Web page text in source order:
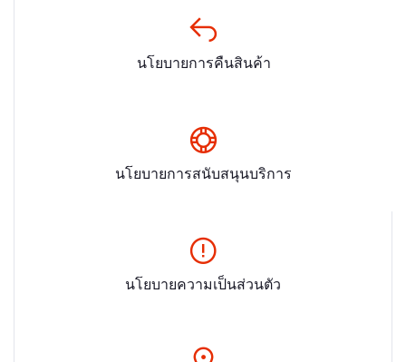
นโยบายการคืนสินค้า
นโยบายการสนับสนุนบริการ
นโยบายความเป็นส่วนตัว